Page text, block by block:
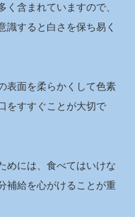
含まれていますので、
識すると白さを保ち易く
表面を柔らかくして色素
をすすぐことが大切で
めには、食べてはいけな
補給を心がけることが重